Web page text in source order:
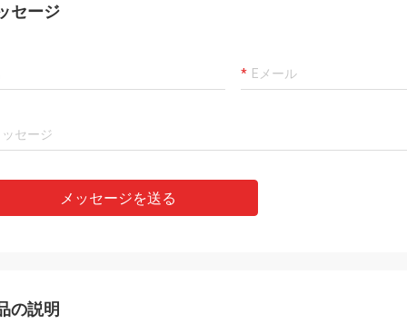
セージ
メッセージを送る
の説明